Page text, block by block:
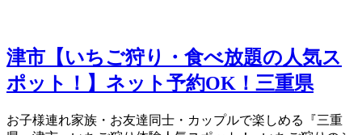
津市【いちご狩り・食べ放題の人気ス
ポット！】ネット予約OK！三重県
お子様連れ家族・お友達同士・カップルで楽しめる『三重